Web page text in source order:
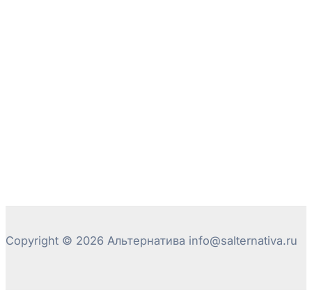
Copyright © 2026 Альтернатива info@salternativa.ru